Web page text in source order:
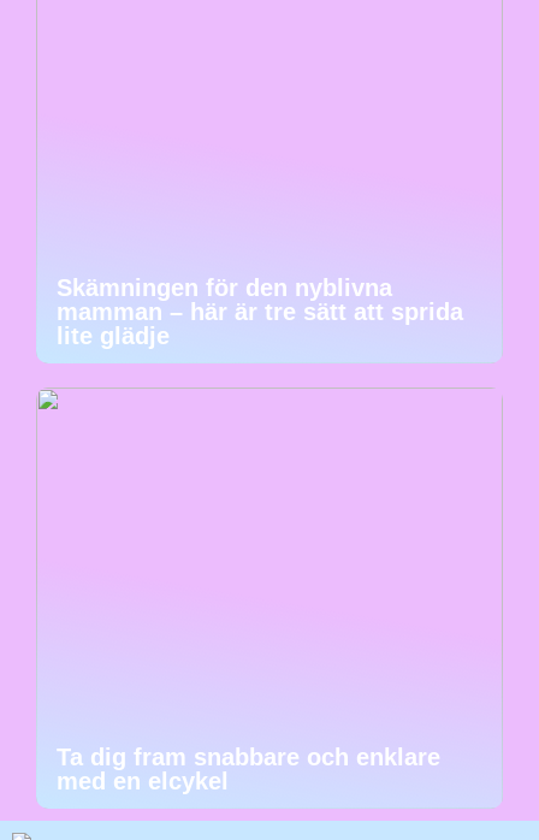
Skämningen för den nyblivna
mamman – här är tre sätt att sprida
lite glädje
Ta dig fram snabbare och enklare
med en elcykel